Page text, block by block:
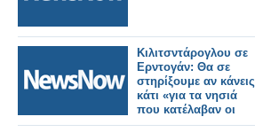
Κιλιτσντάρογλου σε
Ερντογάν: Θα σε
στηρίξουμε αν κάνεις
κάτι «για τα νησιά
που κατέλαβαν οι
Έλληνες»